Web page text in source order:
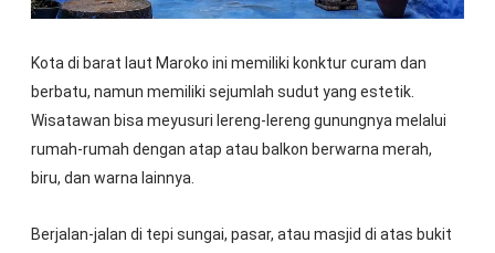
Kota di barat laut Maroko ini memiliki konktur curam dan
berbatu, namun memiliki sejumlah sudut yang estetik.
Wisatawan bisa meyusuri lereng-lereng gunungnya melalui
rumah-rumah dengan atap atau balkon berwarna merah,
biru, dan warna lainnya.
Berjalan-jalan di tepi sungai, pasar, atau masjid di atas bukit